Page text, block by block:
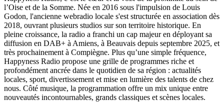
l’Oise et de la Somme. Née en 2016 sous l'impulsion de Louis
Godon, l'ancienne webradio locale s'est structurée en association dès
2018, ouvrant plusieurs studios sur son territoire historique. En
pleine croissance, la radio a franchi un cap majeur en déployant sa
diffusion en DAB+ à Amiens, à Beauvais depuis septembre 2025, et
très prochainement à Compiègne. Plus qu’une simple fréquence,
Happyness Radio propose une grille de programmes riche et
profondément ancrée dans le quotidien de sa région : actualités
locales, sport, divertissement et mise en lumière des talents de chez
nous. Côté musique, la programmation offre un mix unique entre
nouveautés incontournables, grands classiques et scènes locales.